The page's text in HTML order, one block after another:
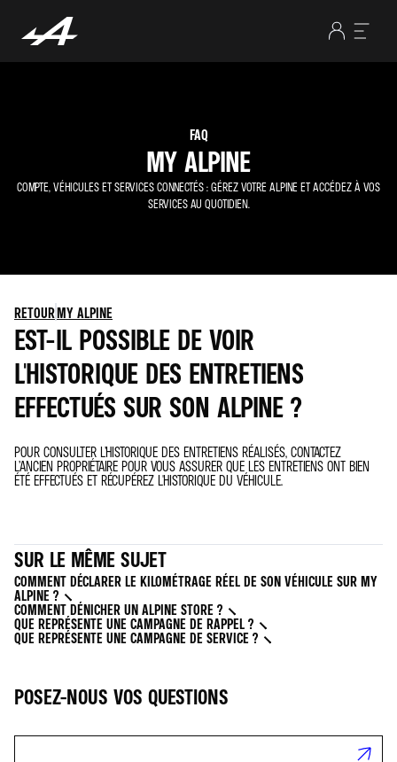
FAQ
MY ALPINE
COMPTE, VÉHICULES ET SERVICES CONNECTÉS : GÉREZ VOTRE ALPINE ET ACCÉDEZ À VOS
SERVICES AU QUOTIDIEN.
RETOURMY ALPINE
EST-IL POSSIBLE DE VOIR
L'HISTORIQUE DES ENTRETIENS
EFFECTUÉS SUR SON ALPINE ?
POUR CONSULTER L’HISTORIQUE DES ENTRETIENS RÉALISÉS, CONTACTEZ
L’ANCIEN PROPRIÉTAIRE POUR VOUS ASSURER QUE LES ENTRETIENS ONT BIEN
ÉTÉ EFFECTUÉS ET RÉCUPÉREZ L'HISTORIQUE DU VÉHICULE.
SUR LE MÊME SUJET
COMMENT DÉCLARER LE KILOMÉTRAGE RÉEL DE SON VÉHICULE SUR MY
ALPINE ?
COMMENT DÉNICHER UN ALPINE STORE ?
QUE REPRÉSENTE UNE CAMPAGNE DE RAPPEL ?
QUE REPRÉSENTE UNE CAMPAGNE DE SERVICE ?
POSEZ-NOUS VOS QUESTIONS